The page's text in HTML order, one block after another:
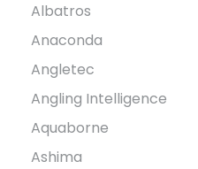
Albatros
Anaconda
Angletec
Angling Intelligence
Aquaborne
Ashima